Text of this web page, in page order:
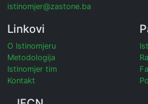
istinomjer@zastone.ba
Linkovi
O Istinomjeru
Metodologija
Istinomjer tim
Kontakt